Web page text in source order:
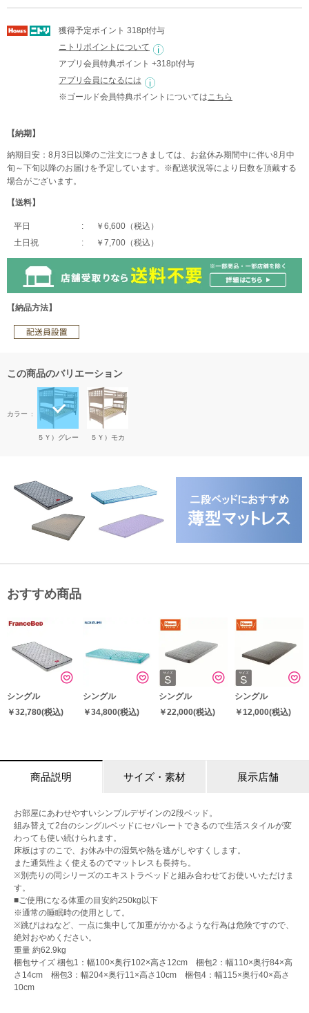
獲得予定ポイント 318pt付与
ニトリポイントについて
アプリ会員特典ポイント +318pt付与
アプリ会員になるには
※ゴールド会員特典ポイントについては こちら
【納期】
納期目安：8月3日以降のご注文につきましては、お盆休み期間中に伴い8月中
旬～下旬以降のお届けを予定しています。※配送状況等により日数を頂戴する
場合がございます。
【送料】
平日
￥6,600（税込）
土日祝
￥7,700（税込）
【納品方法】
この商品のバリエーション
カラー
５Ｙ）グレー ５Ｙ）モカ
おすすめ商品
シングル
￥32,780(税込)
シングル
￥34,800(税込)
シングル
￥22,000(税込)
シングル
￥12,000(税込)
商品説明 サイズ・素材 展示店舗
お部屋にあわせやすいシンプルデザインの2段ベッド。
組み替えて2台のシングルベッドにセパレートできるので生活スタイルが変
わっても使い続けられます。
床板はすのこで、お休み中の湿気や熱を逃がしやすくします。
また通気性よく使えるのでマットレスも長持ち。
※別売りの同シリーズのエキストラベッドと組み合わせてお使いいただけま
す。
■ご使用になる体重の目安約250kg以下
※通常の睡眠時の使用として。
※跳びはねなど、一点に集中して加重がかかるような行為は危険ですので、
絶対おやめください。
重量 約62.9kg
梱包サイズ 梱包1：幅100×奥行102×高さ12cm 梱包2：幅110×奥行84×高
さ14cm 梱包3：幅204×奥行11×高さ10cm 梱包4：幅115×奥行40×高さ
10cm